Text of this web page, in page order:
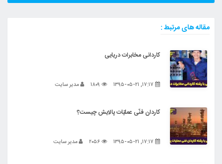
مقاله های مرتبط :
کاردانی مخابرات دریایی
۱۷:۱۷, ۱۳۹۵-۰۵-۲۱ ۱۸۰۹ مدیر سایت
کاردان فنّی عملیّات پالایش چیست؟
۱۷:۱۷, ۱۳۹۵-۰۵-۲۱ ۲۰۵۶ مدیر سایت